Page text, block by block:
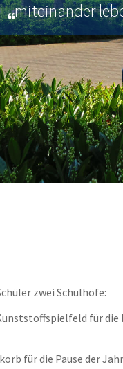
miteinander
zwei Schulhöfe:
für die
für die Pause der